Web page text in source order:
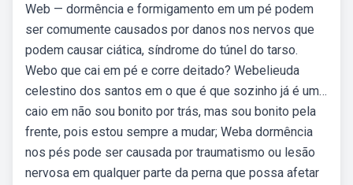
Web — dormência e formigamento em um pé podem
ser comumente causados por danos nos nervos que
podem causar ciática, síndrome do túnel do tarso.
Webo que cai em pé e corre deitado? Webelieuda
celestino dos santos em o que é que sozinho já é um…
caio em não sou bonito por trás, mas sou bonito pela
frente, pois estou sempre a mudar; Weba dormência
nos pés pode ser causada por traumatismo ou lesão
nervosa em qualquer parte da perna que possa afetar